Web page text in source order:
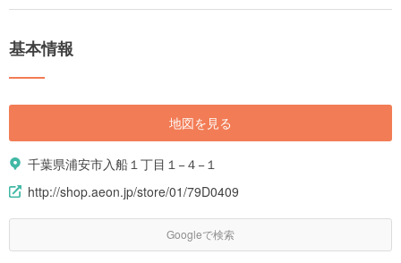
基本情報
地図を見る
千葉県浦安市入船１丁目１−４−１
http://shop.aeon.jp/store/01/79D0409
Googleで検索